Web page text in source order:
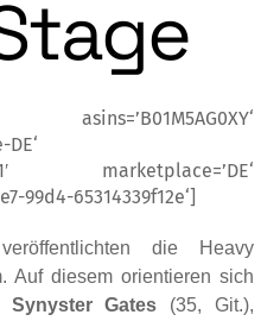
21′ marketplace=’DE‘
99d4-65314339f12e‘]
die Heavy
Auf die­sem orientieren sich
Synyster Gates (35, Git.),